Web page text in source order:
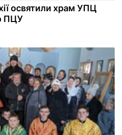
освятили храм УПЦ
ПЦУ